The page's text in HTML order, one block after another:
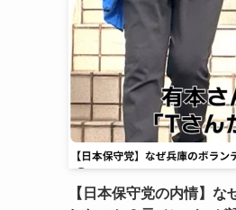
【日本保守党の内情】